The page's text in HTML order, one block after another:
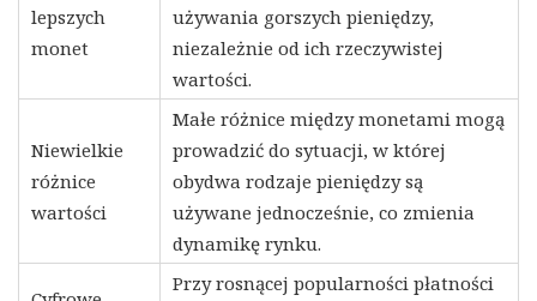
lepszych
monet
używania gorszych pieniędzy,
niezależnie od ich rzeczywistej
wartości.
Niewielkie
różnice
wartości
Małe różnice między monetami mogą
prowadzić do sytuacji, w której
obydwa rodzaje pieniędzy są
używane jednocześnie, co zmienia
dynamikę rynku.
Przy rosnącej popularności płatności